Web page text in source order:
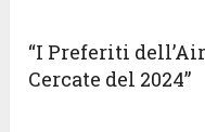
“I Preferiti
Cercate del 2024”